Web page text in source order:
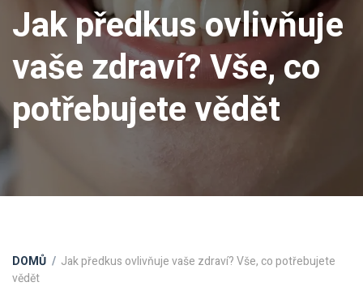
Jak předkus ovlivňuje
vaše zdraví? Vše, co
potřebujete vědět
DOMŮ
Jak předkus ovlivňuje vaše zdraví? Vše, co potřebujete
vědět